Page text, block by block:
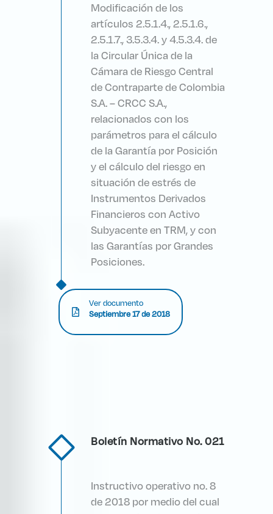
Modificación de los
artículos 2.5.1.4., 2.5.1.6.,
2.5.1.7., 3.5.3.4. y 4.5.3.4. de
la Circular Única de la
Cámara de Riesgo Central
de Contraparte de Colombia
S.A. – CRCC S.A.,
relacionados con los
parámetros para el cálculo
de la Garantía por Posición
y el cálculo del riesgo en
situación de estrés de
Instrumentos Derivados
Financieros con Activo
Subyacente en TRM, y con
las Garantías por Grandes
Posiciones.
Ver documento
Septiembre 17 de 2018
Boletín Normativo No. 021
Instructivo operativo no. 8
de 2018 por medio del cual